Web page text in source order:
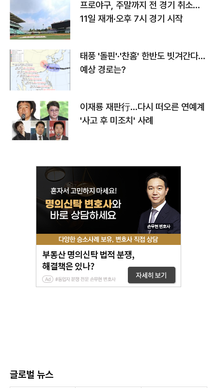
프로야구, 주말까지 전 경기 취소…
11일 재개·오후 7시 경기 시작
태풍 '돌핀'·'찬홈' 한반도 빗겨간다…
예상 경로는?
이재룡 재판行…다시 떠오른 연예계
'사고 후 미조치' 사례
글로벌 뉴스